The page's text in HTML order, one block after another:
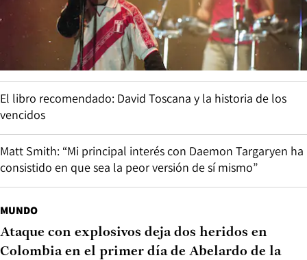
El libro recomendado: David Toscana y la historia de los
vencidos
Matt Smith: “Mi principal interés con Daemon Targaryen ha
consistido en que sea la peor versión de sí mismo”
MUNDO
Ataque con explosivos deja dos heridos en
Colombia en el primer día de Abelardo de la